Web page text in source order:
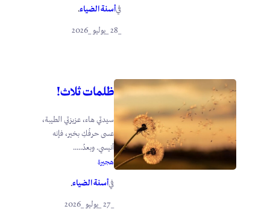
فيأسنة الضياء.
ظلمات ثلاث!
سيدتي هاء، عزيزتي الطيبة،
عسى حرفُكِ بخير، فإنه
أنيسي. وبعدُ.....
هجيرة
فيأسنة الضياء.